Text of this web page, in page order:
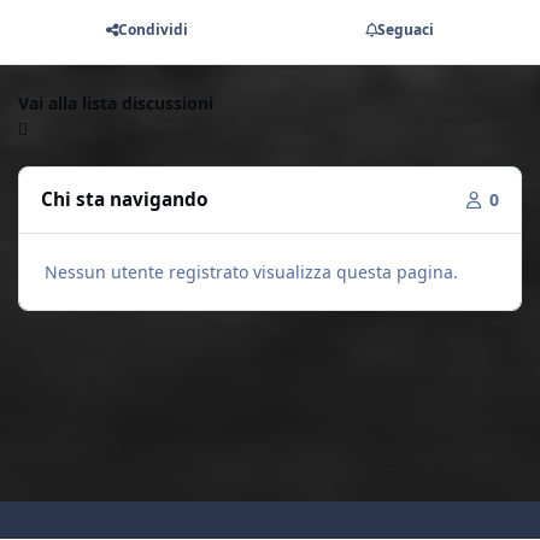
Condividi Seguaci
Vai alla lista discussioni
Chi sta navigando 0
Nessun utente registrato visualizza questa pagina.